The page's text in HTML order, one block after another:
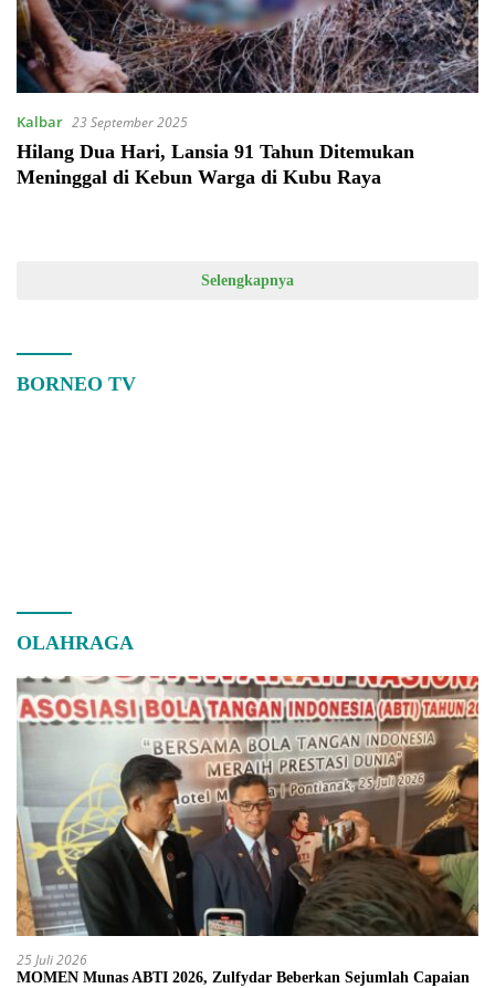
Kalbar 23 September 2025
Hilang Dua Hari, Lansia 91 Tahun Ditemukan
Meninggal di Kebun Warga di Kubu Raya
Selengkapnya
BORNEO TV
OLAHRAGA
25 Juli 2026
MOMEN Munas ABTI 2026, Zulfydar Beberkan Sejumlah Capaian